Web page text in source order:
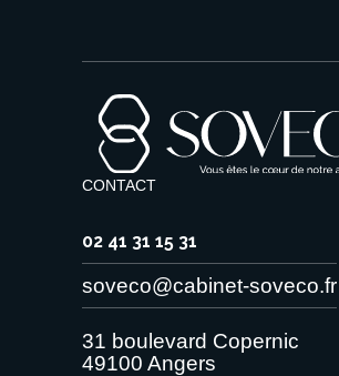
CONTACT
02 41 31 15 31
soveco@cabinet-soveco.fr
31 boulevard Copernic
49100 Angers